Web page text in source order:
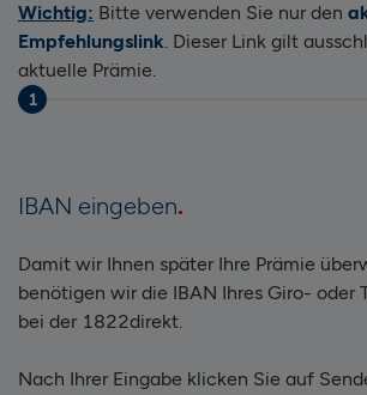
Wichtig: Bitte verwenden Sie nur den
Empfehlungslink. Dieser Link gilt
aktuelle Prämie.
1
IBAN eingeben
Damit wir Ihnen später Ihre Prämie
benötigen wir die IBAN Ihres Giro- oder
bei der 1822direkt.
Nach Ihrer Eingabe klicken Sie auf